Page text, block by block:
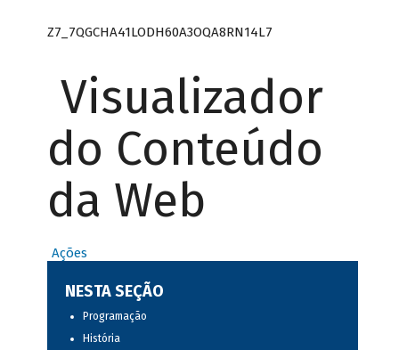
Z7_7QGCHA41LODH60A3OQA8RN14L7
Visualizador
do Conteúdo
da Web
Ações
NESTA SEÇÃO
Programação
História